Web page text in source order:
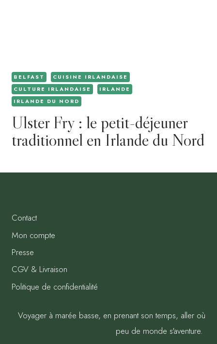
BELFAST
CUISINE IRLANDAISE
CULTURE IRLANDAISE
IRLANDE
IRLANDE DU NORD
Ulster Fry : le petit-déjeuner
traditionnel en Irlande du Nord
Contact
Mon compte
Presse
CGV & Livraison
Politique de confidentialité
Voyager à marée basse, en prenant son temps, aller où
peu de monde s'aventure.